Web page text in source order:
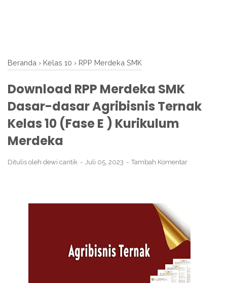
Beranda › Kelas 10 › RPP Merdeka SMK
Download RPP Merdeka SMK
Dasar-dasar Agribisnis Ternak
Kelas 10 (Fase E ) Kurikulum
Merdeka
Ditulis oleh dewi cantik Juli 05, 2023 Tambah Komentar